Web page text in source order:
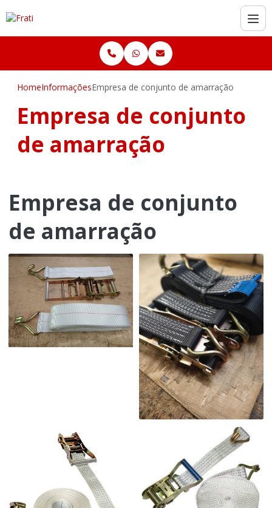
HomeInformaçõesEmpresa de conjunto de amarração
Empresa de conjunto
de amarração
Empresa de conjunto
de amarração